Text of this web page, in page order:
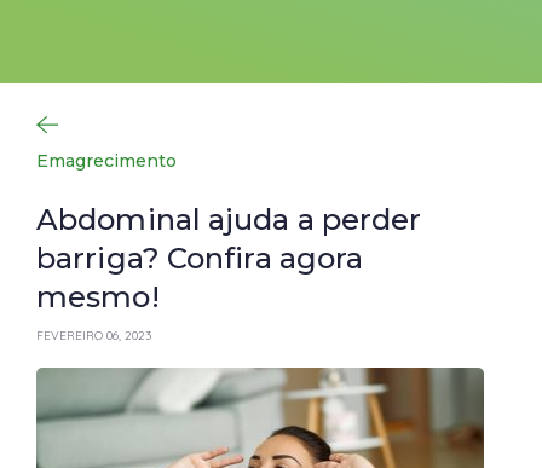
Emagrecimento
Abdominal ajuda a perder
barriga? Confira agora
mesmo!
FEVEREIRO 06, 2023